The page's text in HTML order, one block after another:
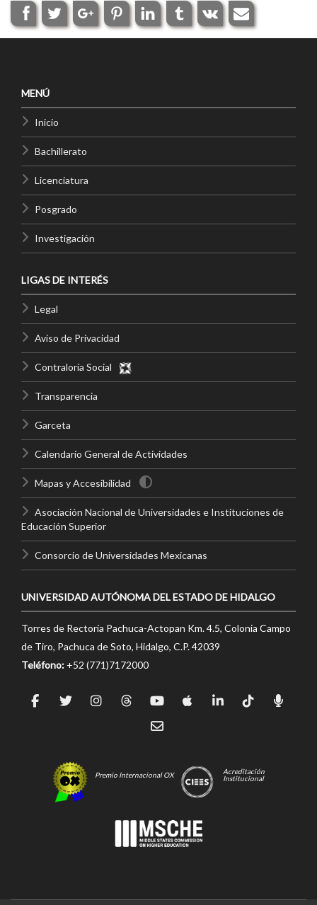
MENÚ
Inicio
Bachillerato
Licenciatura
Posgrado
Investigación
LIGAS DE INTERÉS
Legal
Aviso de Privacidad
Contraloría Social
Transparencia
Garceta
Calendario General de Actividades
Mapas y Accesibilidad
Asociación Nacional de Universidades e Instituciones de
Educación Superior
Consorcio de Universidades Mexicanas
UNIVERSIDAD AUTÓNOMA DEL ESTADO DE HIDALGO
Torres de Rectoría Pachuca-Actopan Km. 4.5, Colonia Campo
de Tiro, Pachuca de Soto, Hidalgo, C.P. 42039
Teléfono: +52 (771)7172000
Premio Internacional OX
Acreditación
Institucional